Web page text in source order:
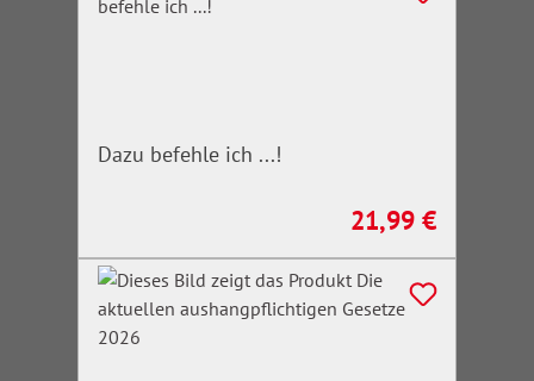
Dazu befehle ich ...!
Regulärer Preis:
21,99 €